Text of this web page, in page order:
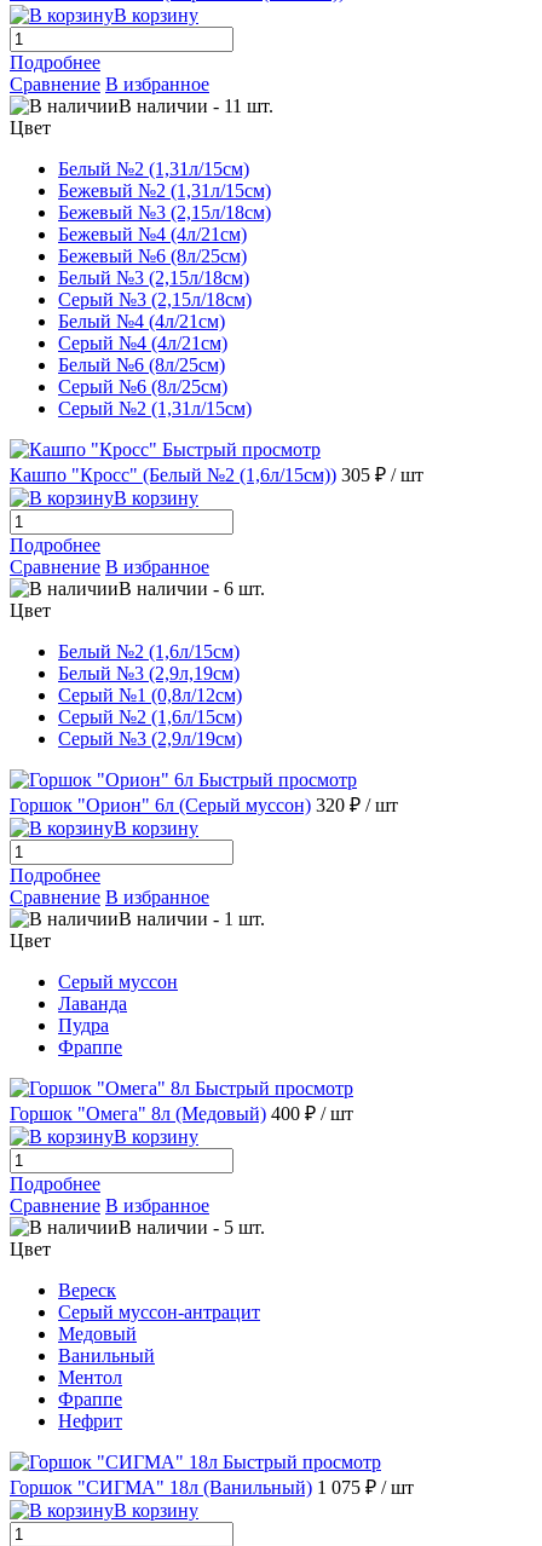
В корзину
Подробнее
Сравнение В избранное
В наличии - 11 шт.
Цвет
Белый №2 (1,31л/15см)
Бежевый №2 (1,31л/15см)
Бежевый №3 (2,15л/18см)
Бежевый №4 (4л/21см)
Бежевый №6 (8л/25см)
Белый №3 (2,15л/18см)
Серый №3 (2,15л/18см)
Белый №4 (4л/21см)
Серый №4 (4л/21см)
Белый №6 (8л/25см)
Серый №6 (8л/25см)
Серый №2 (1,31л/15см)
Быстрый просмотр
Кашпо "Кросс" (Белый №2 (1,6л/15см)) 305 ₽ / шт
В корзину
Подробнее
Сравнение В избранное
В наличии - 6 шт.
Цвет
Белый №2 (1,6л/15см)
Белый №3 (2,9л,19см)
Серый №1 (0,8л/12см)
Серый №2 (1,6л/15см)
Серый №3 (2,9л/19см)
Быстрый просмотр
Горшок "Орион" 6л (Серый муссон) 320 ₽ / шт
В корзину
Подробнее
Сравнение В избранное
В наличии - 1 шт.
Цвет
Серый муссон
Лаванда
Пудра
Фраппе
Быстрый просмотр
Горшок "Омега" 8л (Медовый) 400 ₽ / шт
В корзину
Подробнее
Сравнение В избранное
В наличии - 5 шт.
Цвет
Вереск
Серый муссон-антрацит
Медовый
Ванильный
Ментол
Фраппе
Нефрит
Быстрый просмотр
Горшок "СИГМА" 18л (Ванильный) 1 075 ₽ / шт
В корзину